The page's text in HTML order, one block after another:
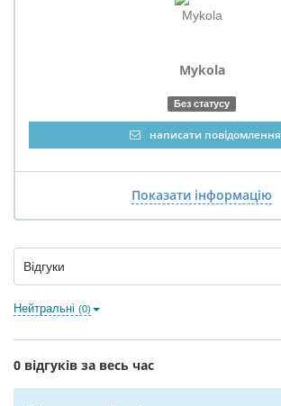
Mykola
Без статусу
написати повідомлення
Показати інформацію
Відгуки
Нейтральні (0)
0 відгуків за весь час